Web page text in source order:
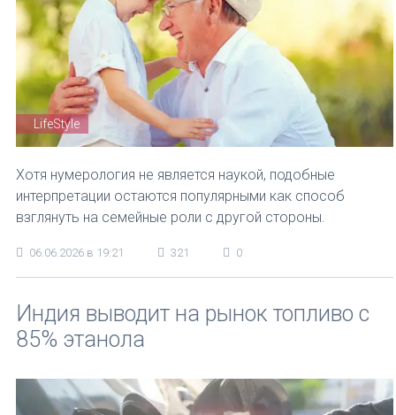
LifeStyle
Хотя нумерология не является наукой, подобные
интерпретации остаются популярными как способ
взглянуть на семейные роли с другой стороны.
06.06.2026 в 19:21 321 0
Индия выводит на рынок топливо с
85% этанола